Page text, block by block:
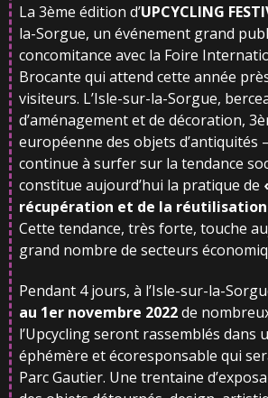
La 3ème édition d’UPCYCLING
la-Sorgue, un événement grand
concomitance avec la Foire
Brocante qui attend cette année
visiteurs. L’Isle-sur-la-Sorgue,
d’aménagement et de décoration,
européenne des objets d’antiquités
continue à surfer sur la tendance
constitue aujourd’hui la pratique de
récupération et de la réutilisation
Cette tendance, très forte, touche
grand nombre de secteurs
Pendant 4 jours, à l’Isle-sur-la-
au 1er novembre 2022de
l’Upcycling seront rassemblés dans
éphémère et écoresponsable qui
Parc Gautier. Une trentaine